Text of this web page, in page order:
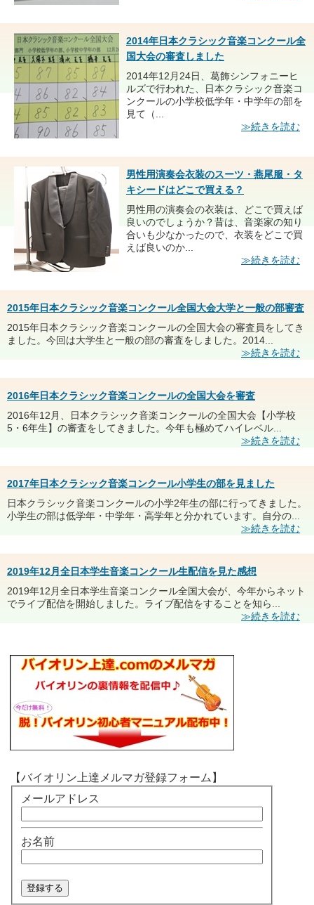
2014年日本クラシック音楽コンクール全
国大会の審査しました
2014年12月24日、葛飾シンフォニーヒ
ルズで行われた、日本クラシック音楽コ
ンクールの小学校低学年・中学年の部を
見て（...
≫続きを読む
男性用演奏会衣装のスーツ・燕尾服・タ
キシードはどこで買える？
男性用の演奏会の衣装は、どこで買えば
良いのでしょうか？昔は、音楽家の知り
合いも少なかったので、衣装をどこで買
えば良いのか...
≫続きを読む
2015年日本クラシック音楽コンクール全国大会大学と一般の部審査
2015年日本クラシック音楽コンクールの全国大会の審査員をしてき
ました。今回は大学生と一般の部の審査をしました。2014...
≫続きを読む
2016年日本クラシック音楽コンクールの全国大会を審査
2016年12月、日本クラシック音楽コンクールの全国大会【小学校
5・6年生】の審査をしてきました。今年も極めてハイレベル...
≫続きを読む
2017年日本クラシック音楽コンクール小学生の部を見ました
日本クラシック音楽コンクールの小学2年生の部に行ってきました。
小学生の部は低学年・中学年・高学年と分かれています。自分の...
≫続きを読む
2019年12月全日本学生音楽コンクール生配信を見た感想
2019年12月全日本学生音楽コンクール全国大会が、今年からネット
でライブ配信を開始しました。ライブ配信をすることを知ら...
≫続きを読む
【バイオリン上達メルマガ登録フォーム】
メールアドレス
お名前